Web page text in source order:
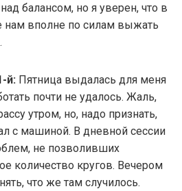
балансом, но я уверен, что в
нам вполне по силам выжать
й: Пятница выдалась для меня
почти не удалось. Жаль,
утром, но, надо признать,
с машиной. В дневной сессии
не позволивших
количество кругов. Вечером
что же там случилось.